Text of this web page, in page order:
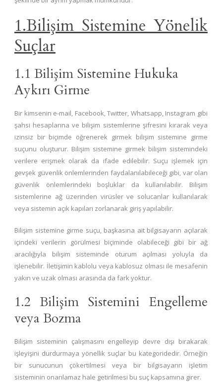
1.Bilişim Sistemine Yönelik
Suçlar
1.1 Bilişim Sistemine Hukuka
Aykırı Girme
Bir kimsenin e-mail, Facebook, Twitter, Whatsapp, Instagram gibi
şahsi hesaplarına ve bilişim sistemlerine şifresini kırarak veya
izinsiz bir biçimde öğrenerek girmek bilişim sistemine girme
suçunu oluşturur. Bilişim sistemine girmek bilişim sistemindeki
verilere erişmek olarak da ifade edilebilir. Suçu işlemek için
gevşek güvenlik önlemlerinden faydalanılabileceği gibi, var olan
güvenlik önlemlerindeki boşluklar da kullanılabilir. Bilişim
sistemlerine ağ üzerinden virüsler ve solucanlar kullanılarak
veya sistemin açık kapıları zorlanarak giriş yapılabilir.
Bilişim sistemine girme suçu, başkasına ait bilgisayarın açılarak
içindeki verilerin görülmesi biçiminde olabileceği gibi bir ağ
aracılığıyla bilişim sisteminde oturum açılması yoluyla da
işlenebilir. İletişimin kablolu veya kablosuz olması ile mesafenin
yakın ve uzak olması arasında da fark yoktur.
1.2 Bilişim Sistemini Engelleme
veya Bozma
Bilişim sisteminin çalışmasını engelleyip devre dışı bırakarak
işleyişini durdurmaya yönellik suçlar bu kategoridedir. Örneğin
bir sunucunun çökertilmesi veya bir bilgisayarın işletim
sisteminin onarılamaz hale getirilmesi bu suç kapsamına girer.